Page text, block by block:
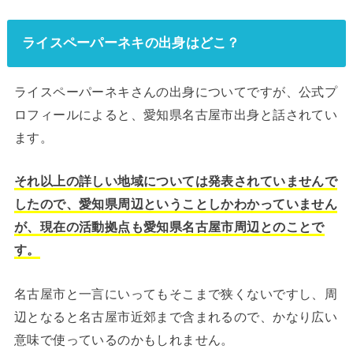
ライスペーパーネキの出身はどこ？
ライスペーパーネキさんの出身についてですが、公式プ
ロフィールによると、愛知県名古屋市出身と話されてい
ます。
それ以上の詳しい地域については発表されていませんで
したので、愛知県周辺ということしかわかっていません
が、現在の活動拠点も愛知県名古屋市周辺とのことで
す。
名古屋市と一言にいってもそこまで狭くないですし、周
辺となると名古屋市近郊まで含まれるので、かなり広い
意味で使っているのかもしれません。